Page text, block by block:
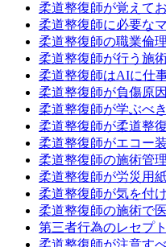
柔道整復師が覚えて
柔道整復師に必要な
柔道整復師の職業倫理
柔道整復師が行う施
柔道整復師はAIに仕
柔道整復師が負傷原
柔道整復師が学ぶべ
柔道整復師が柔道整
柔道整復師がエコー
柔道整復師の施術管
柔道整復師が労災用
柔道整復師が気を付
柔道整復師の施術で
第三者行為のレセプ